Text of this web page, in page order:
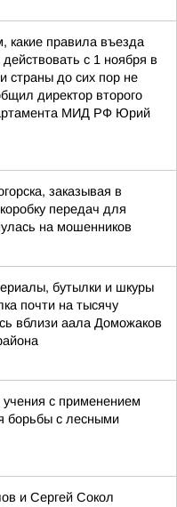
какие правила въезда
с 1 ноября в
страны до сих пор не
директор второго
МИД РФ Юрий
заказывая в
передач для
на мошенников
бутылки и шкуры
почти на тысячу
вблизи аала Доможаков
с применением
борьбы с лесными
и Сергей Сокол